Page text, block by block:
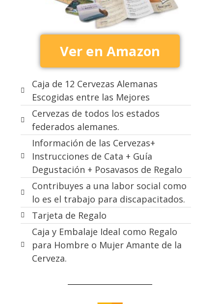
Ver en Amazon
Caja de 12 Cervezas Alemanas
Escogidas entre las Mejores
Cervezas de todos los estados
federados alemanes.
Información de las Cervezas+
Instrucciones de Cata + Guía
Degustación + Posavasos de Regalo
Contribuyes a una labor social como
lo es el trabajo para discapacitados.
Tarjeta de Regalo
Caja y Embalaje Ideal como Regalo
para Hombre o Mujer Amante de la
Cerveza.